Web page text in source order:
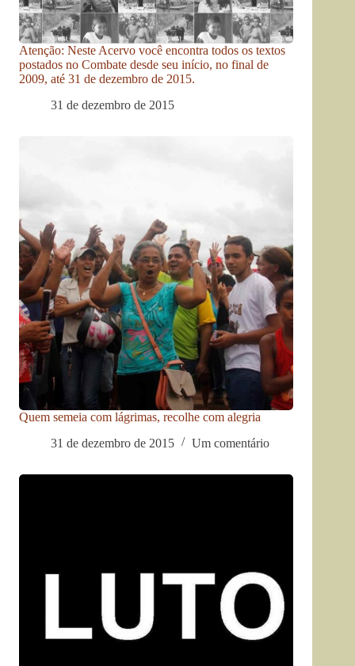
Atenção: Neste Acervo você encontra todos os textos
postados no Combate desde seu início, no final de
2009, até 31 de dezembro de 2015.
31 de dezembro de 2015
Quem semeia com lágrimas, recolhe com alegria
31 de dezembro de 2015
Um comentário